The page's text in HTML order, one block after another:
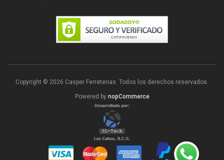
Copyright © 2026 Casper Ferreterias. Todos los derechos reservados.
Powered by nopCommerce